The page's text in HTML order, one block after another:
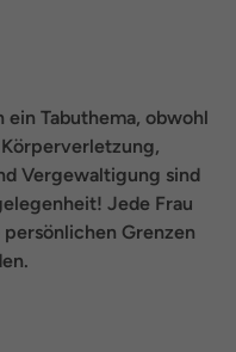
Tabuthema, obwohl
Vergewaltigung sind
Jede Frau
Grenzen